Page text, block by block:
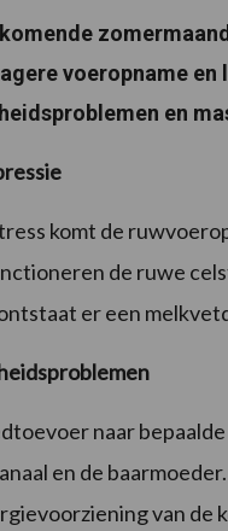
voeropname
en
komt de
de ruwe
er een
naar
en de
van de